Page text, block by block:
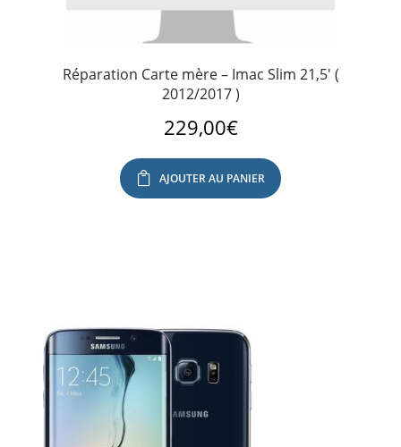
Réparation Carte mère – Imac Slim 21,5′ (
2012/2017 )
229,00€
AJOUTER AU PANIER